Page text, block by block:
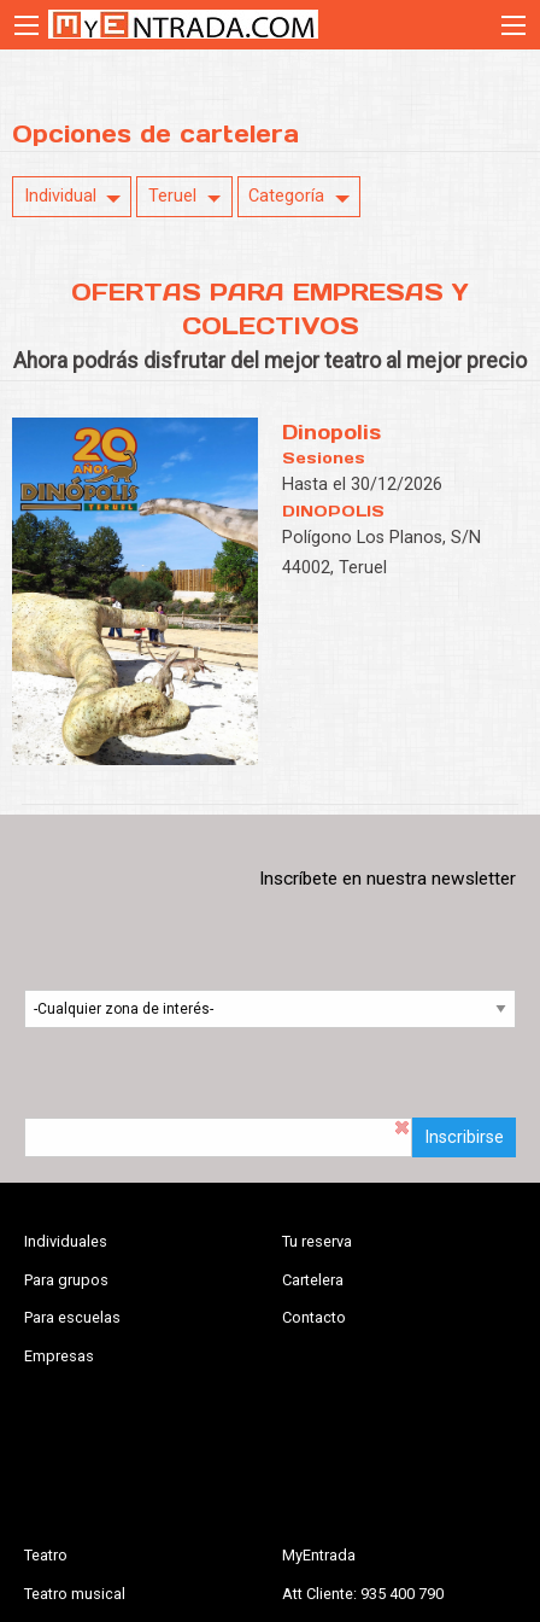
Opciones de cartelera
Individual Teruel Categoría
OFERTAS PARA EMPRESAS Y
COLECTIVOS
Ahora podrás disfrutar del mejor teatro al mejor precio
Dinopolis
Sesiones
Hasta el 30/12/2026
DINOPOLIS
Polígono Los Planos, S/N
44002, Teruel
Inscríbete en nuestra newsletter
Inscribirse
Individuales
Para grupos
Para escuelas
Empresas
Tu reserva
Cartelera
Contacto
Teatro
Teatro musical
MyEntrada
Att Cliente: 935 400 790